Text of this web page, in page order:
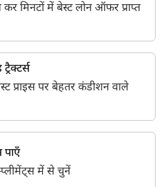
मिनटों में बेस्ट लोन ऑफर प्राप्त
प्राइस पर बेहतर कंडीशन वाले
पाएँ
में से चुनें